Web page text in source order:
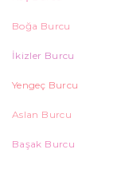
Boğa Burcu
İkizler Burcu
Yengeç Burcu
Aslan Burcu
Başak Burcu